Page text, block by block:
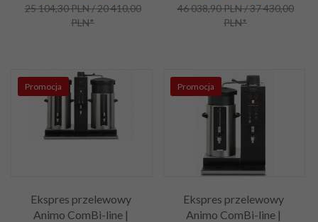
25 104,30 PLN / 20 410,00
PLN*
46 038,90 PLN / 37 430,00
PLN*
Promocja
Ekspres przelewowy
Animo ComBi-line |
Promocja
Ekspres przelewowy
Animo ComBi-line |